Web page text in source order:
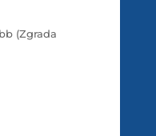
(Zgrada